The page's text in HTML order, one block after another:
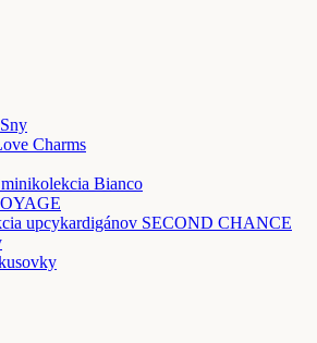
Charms
Bianco
upcykardigánov SECOND CHANCE